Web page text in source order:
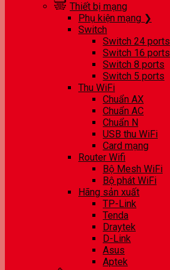
Thiết bị mạng
Phụ kiện mạng ❯
Switch
Switch 24 ports
Switch 16 ports
Switch 8 ports
Switch 5 ports
Thu WiFi
Chuẩn AX
Chuẩn AC
Chuẩn N
USB thu WiFi
Card mạng
Router Wifi
Bộ Mesh WiFi
Bộ phát WiFi
Hãng sản xuất
TP-Link
Tenda
Draytek
D-Link
Asus
Aptek